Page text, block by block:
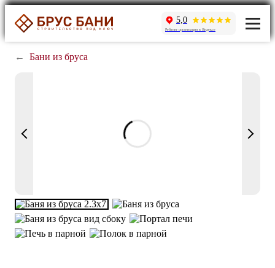
5,0
Рейтинг организации в Яндексе
← Бани из бруса